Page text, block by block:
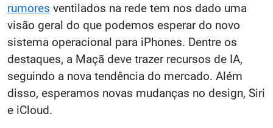
rumores ventilados na rede tem nos dado uma
visão geral do que podemos esperar do novo
sistema operacional para iPhones. Dentre os
destaques, a Maçã deve trazer recursos de IA,
seguindo a nova tendência do mercado. Além
disso, esperamos novas mudanças no design, Siri
e iCloud.